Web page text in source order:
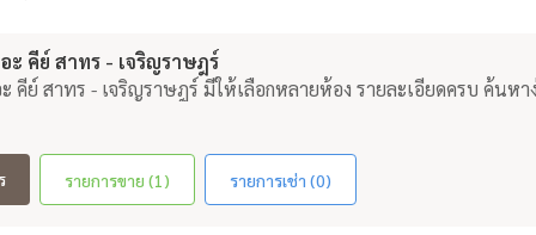
ะ คีย์ สาทร - เจริญราษฎร์
ะ คีย์ สาทร - เจริญราษฎร์ มีให้เลือกหลายห้อง รายละเอียดครบ ค้นห
รายการขาย (1) รายการเช่า (0)